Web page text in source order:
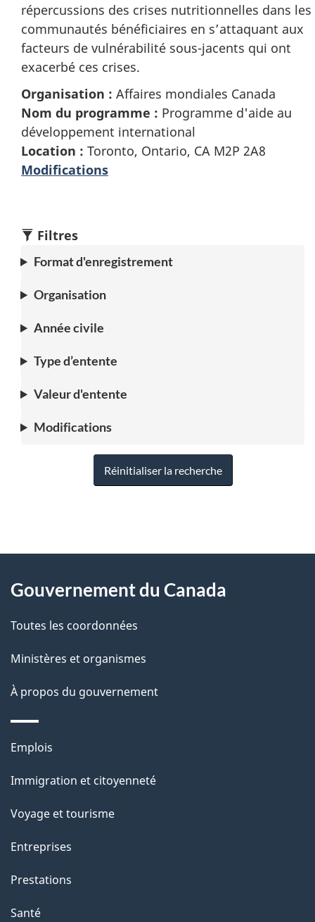
répercussions des crises nutritionnelles dans les
communautés bénéficiaires en s’attaquant aux
facteurs de vulnérabilité sous-jacents qui ont
exacerbé ces crises.
Organisation : Affaires mondiales Canada
Nom du programme : Programme d'aide au
développement international
Location : Toronto, Ontario, CA M2P 2A8
Modifications
Filtres
Format d'enregistrement
Organisation
Année civile
Type d’entente
Valeur d'entente
Modifications
Réinitialiser la recherche
D
t
a
l
s
l
a
a
g
"
propos
ce
site
Gouvernement du Canada
Toutes les coordonnées
Ministères et organismes
À propos du gouvernement
Thèmes
sujets
Emplois
Immigration et citoyenneté
Voyage et tourisme
Entreprises
Prestations
Santé